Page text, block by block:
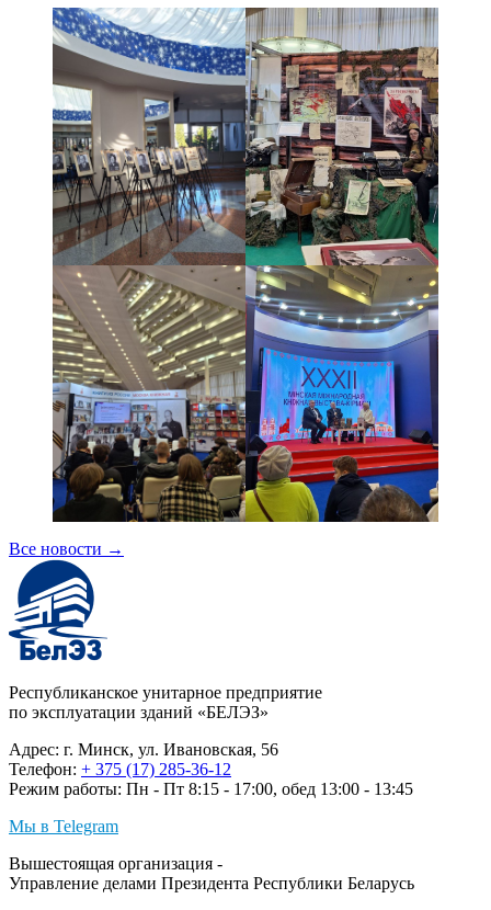
Все новости →
Республиканское унитарное предприятие
по эксплуатации зданий «БЕЛЭЗ»
Адрес: г. Минск, ул. Ивановская, 56
Телефон: + 375 (17) 285-36-12
Режим работы: Пн - Пт 8:15 - 17:00, обед 13:00 - 13:45
Мы в Telegram
Вышестоящая организация -
Управление делами Президента Республики Беларусь